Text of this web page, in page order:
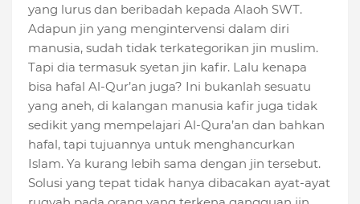
yang lurus dan beribadah kepada Alaoh SWT.
Adapun jin yang mengintervensi dalam diri
manusia, sudah tidak terkategorikan jin muslim.
Tapi dia termasuk syetan jin kafir. Lalu kenapa
bisa hafal Al-Qur’an juga? Ini bukanlah sesuatu
yang aneh, di kalangan manusia kafir juga tidak
sedikit yang mempelajari Al-Qura’an dan bahkan
hafal, tapi tujuannya untuk menghancurkan
Islam. Ya kurang lebih sama dengan jin tersebut.
Solusi yang tepat tidak hanya dibacakan ayat-ayat